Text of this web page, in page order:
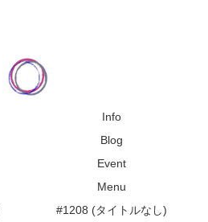
Info
Blog
Event
Menu
#1208 (タイトルなし)